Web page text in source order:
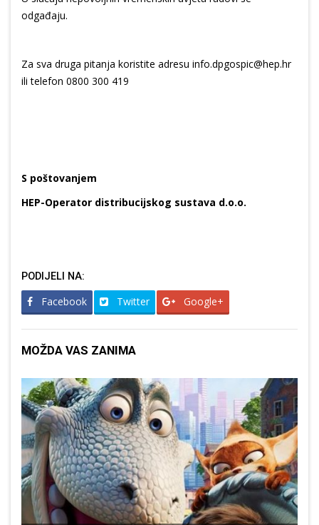
odgađaju.
Za sva druga pitanja koristite adresu info.dpgospic@hep.hr
ili telefon 0800 300 419
S poštovanjem
HEP-Operator distribucijskog sustava d.o.o.
PODIJELI NA:
Facebook Twitter Google+
MOŽDA VAS ZANIMA